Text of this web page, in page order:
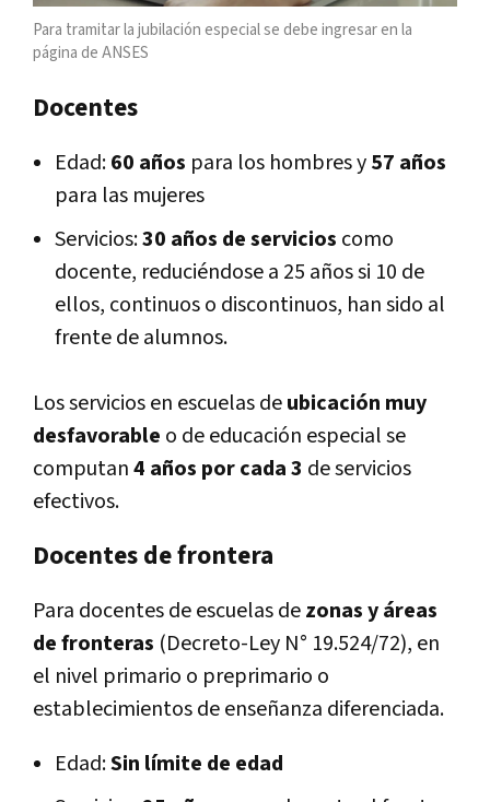
Para tramitar la jubilación especial se debe ingresar en la
página de ANSES
Docentes
Edad:60 años para los hombres y57 años
para las mujeres
Servicios:30 años de servicios como
docente, reduciéndose a 25 años si 10 de
ellos, continuos o discontinuos, han sido al
frente de alumnos.
Los servicios en escuelas deubicación muy
desfavorable o de educación especial se
computan4 años por cada 3 de servicios
efectivos.
Docentes de frontera
Para docentes de escuelas dezonas y áreas
de fronteras (Decreto-Ley N° 19.524/72), en
el nivel primario o preprimario o
establecimientos de enseñanza diferenciada.
Edad:Sin límite de edad